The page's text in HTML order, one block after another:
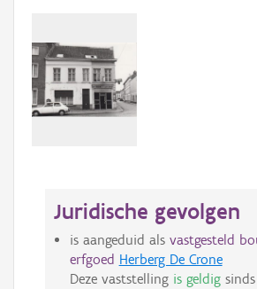
Juridische gevolgen
is aangeduid als vastgesteld
erfgoed Herberg De Crone
Deze vaststelling is geldigsinds